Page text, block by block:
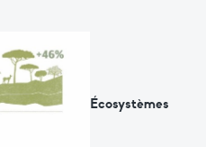
Écosystèmes